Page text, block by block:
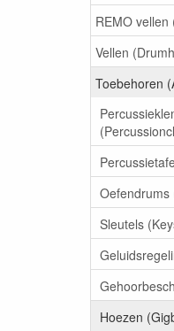
REMO
Vellen
Toebehoren
Oefendrums
Sleutels
Hoezen